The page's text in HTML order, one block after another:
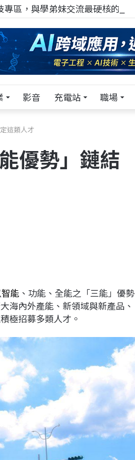
區，與學弟妹交流最硬核的技術
影音 充電站 職場
這類人才
優勢」鏈結
智能 、功能、全能之「三能」優勢
海內外產能、新領域與新產品、
極招募多類人才。